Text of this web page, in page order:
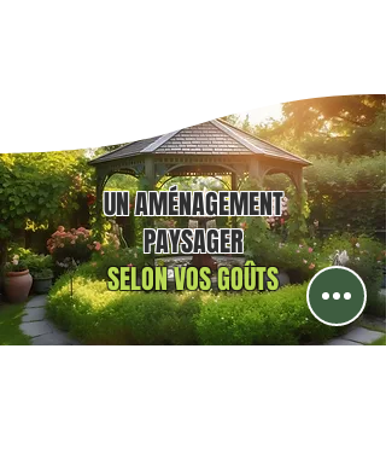
UN AMÉNAGEMENT
PAYSAGER
SELON VOS GOÛTS